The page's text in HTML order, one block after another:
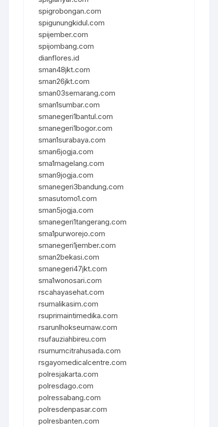
spigrobongan.com
spigunungkidul.com
spijember.com
spijombang.com
dianflores.id
sman48jkt.com
sman26jkt.com
sman03semarang.com
sman1sumbar.com
smanegeri1bantul.com
smanegeri1bogor.com
sman1surabaya.com
sman6jogja.com
sma1magelang.com
sman9jogja.com
smanegeri3bandung.com
smasutomo1.com
sman5jogja.com
smanegeri1tangerang.com
sma1purworejo.com
smanegeri1jember.com
sman2bekasi.com
smanegeri47jkt.com
sma1wonosari.com
rscahayasehat.com
rsumalikasim.com
rsuprimaintimedika.com
rsarunlhokseumaw.com
rsufauziahbireu.com
rsumumcitrahusada.com
rsgayomedicalcentre.com
polresjakarta.com
polresdago.com
polressabang.com
polresdenpasar.com
polresbanten.com